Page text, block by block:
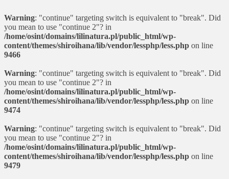
Warning: "continue" targeting switch is equivalent to "break". Did
you mean to use "continue 2"? in
/home/osint/domains/lilinatura.pl/public_html/wp-
content/themes/shiroihana/lib/vendor/lessphp/less.php on line
9466
Warning: "continue" targeting switch is equivalent to "break". Did
you mean to use "continue 2"? in
/home/osint/domains/lilinatura.pl/public_html/wp-
content/themes/shiroihana/lib/vendor/lessphp/less.php on line
9474
Warning: "continue" targeting switch is equivalent to "break". Did
you mean to use "continue 2"? in
/home/osint/domains/lilinatura.pl/public_html/wp-
content/themes/shiroihana/lib/vendor/lessphp/less.php on line
9479